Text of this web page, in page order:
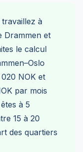
à
Drammen et
le calcul
NOK et
par mois
à 5
15 à 20
des quartiers